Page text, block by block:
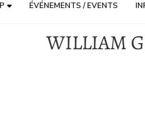
ÉVÉNEMENTS / EVENTS
WILLIAM